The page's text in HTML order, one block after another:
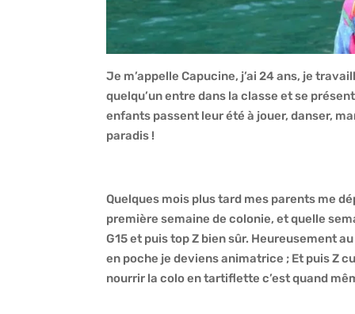
Je m’appelle Capucine, j’ai 24 ans, je
quelqu’un entre dans la classe et se
enfants passent leur été à jouer, danser,
paradis !
Quelques mois plus tard mes parents me
première semaine de colonie, et quelle
G15 et puis top Z bien sûr. Heureusement au
en poche je deviens animatrice ; Et puis Z
nourrir la colo en tartiflette c’est quand